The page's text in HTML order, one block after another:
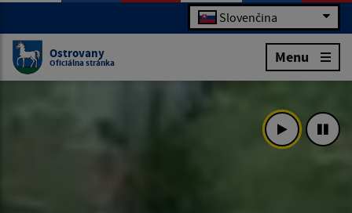
Slovenčina
Ostrovany
Oficiálna stránka Menu